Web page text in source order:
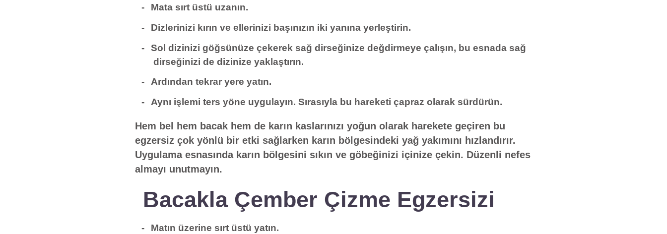
Mata sırt üstü uzanın.
Dizlerinizi kırın ve ellerinizi başınızın iki yanına yerleştirin.
Sol dizinizi göğsünüze çekerek sağ dirseğinize değdirmeye çalışın, bu esnada sağ
dirseğinizi de dizinize yaklaştırın.
Ardından tekrar yere yatın.
Aynı işlemi ters yöne uygulayın. Sırasıyla bu hareketi çapraz olarak sürdürün.
Hem bel hem bacak hem de karın kaslarınızı yoğun olarak harekete geçiren bu
egzersiz çok yönlü bir etki sağlarken karın bölgesindeki yağ yakımını hızlandırır.
Uygulama esnasında karın bölgesini sıkın ve göbeğinizi içinize çekin. Düzenli nefes
almayı unutmayın.
Bacakla Çember Çizme Egzersizi
Matın üzerine sırt üstü yatın.